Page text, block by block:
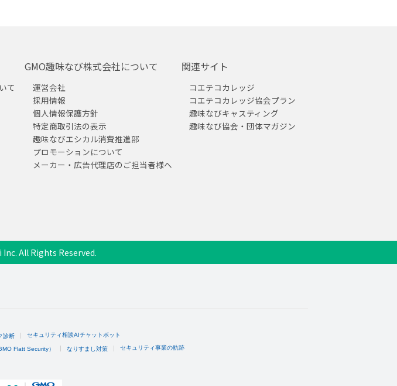
て
GMO趣味なび株式会社について
運営会社
採用情報
個人情報保護方針
特定商取引法の表示
趣味なびエシカル消費推進部
プロモーションについて
メーカー・広告代理店のご担当者様へ
関連サイト
コエテコカレッジ
コエテコカレッジ協会プラン
趣味なびキャスティング
趣味なび協会・団体マガジン
All Rights Reserved.